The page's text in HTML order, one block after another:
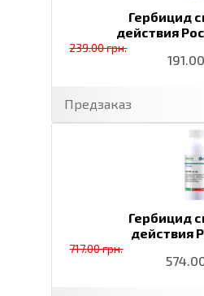
Гербицид
действия
191.00
239.00 грн.
Предзаказ
Гербицид
действия
717.00 грн.